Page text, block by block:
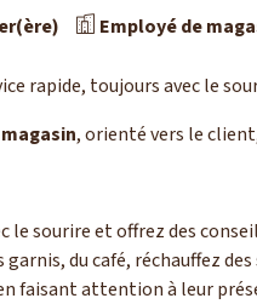
Employé de
rapide, toujours avec le
, orienté vers le
le sourire et offrez des
garnis, du café, réchauffez
faisant attention à leur